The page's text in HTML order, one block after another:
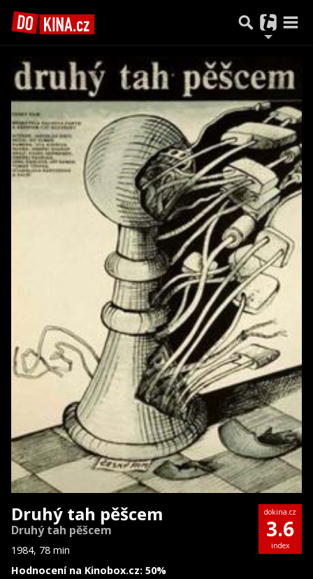
Druhý tah pěšcem
Druhý tah pěšcem
1984, 78 min
Hodnocení na Kinobox.cz: 50%
dokina.cz
3.6
index